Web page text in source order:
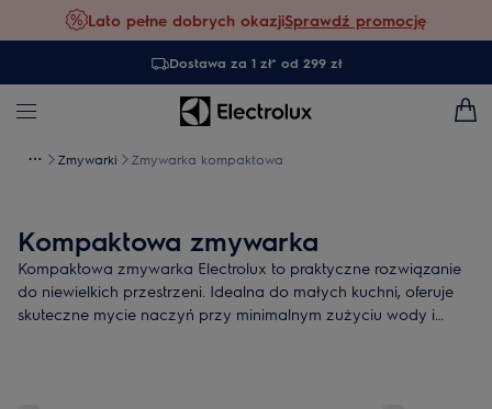
Lato pełne dobrych okazjiSprawdź promocję
Dostawa za 1 zł* od 299 zł
Zmywarki Zmywarka kompaktowa
Kompaktowa zmywarka
Kompaktowa zmywarka Electrolux to praktyczne rozwiązanie
do niewielkich przestrzeni. Idealna do małych kuchni, oferuje
skuteczne mycie naczyń przy minimalnym zużyciu wody i